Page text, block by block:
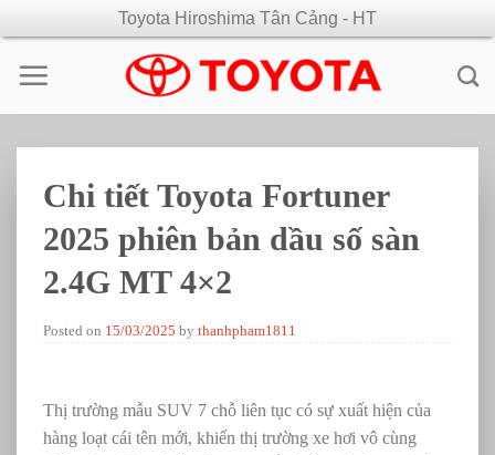
to
content
Toyota Hiroshima Tân Cảng - HT
Chi tiết Toyota Fortuner
2025 phiên bản dầu số sàn
2.4G MT 4×2
Posted on 15/03/2025 by thanhpham1811
Thị trường mẫu SUV 7 chỗ liên tục có sự xuất hiện của
hàng loạt cái tên mới, khiến thị trường xe hơi vô cùng